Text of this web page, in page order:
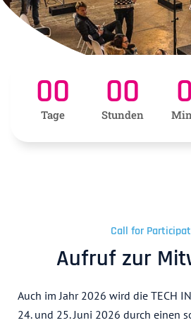
00
Tage
00
Stunden
Call for
Aufruf zur
Auch im Jahr 2026 wird die TECH
24. und 25. Juni 2026 durch einen